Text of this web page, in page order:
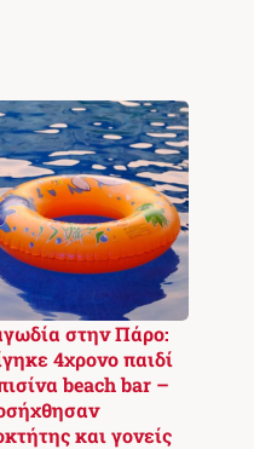
στην Πάρο:
4χρονο παιδί
beach bar –
και γονείς